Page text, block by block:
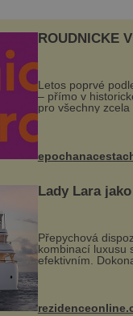
ROUDNICKÉ
Letos poprvé
– přímo v
pro všechny
program se
mohou těšit na
Lady Lara
Přepychová
kombinací luxusu
efektivním.
detailu
Casa, kterou byly
paluby. Monacký
každoročn...